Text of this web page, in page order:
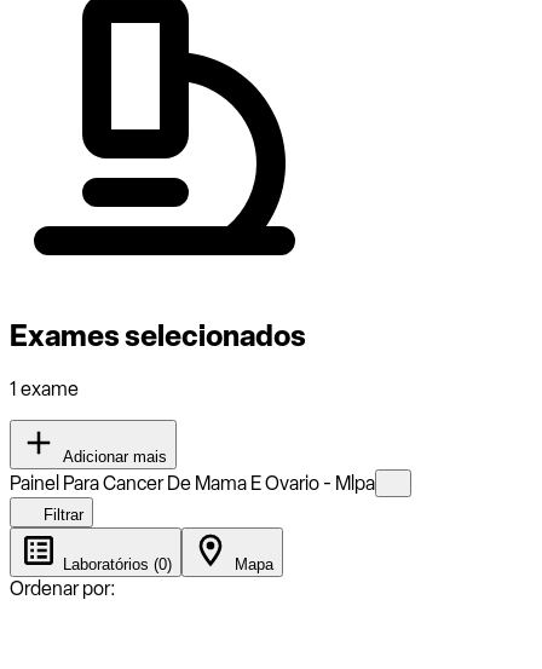
Exames selecionados
1 exame
Adicionar mais
Painel Para Cancer De Mama E Ovario - Mlpa
Filtrar
Laboratórios (0) Mapa
Ordenar por: